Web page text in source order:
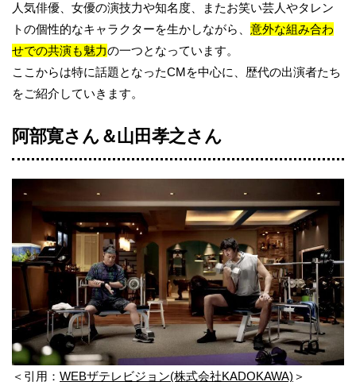
人気俳優、女優の演技力や知名度、またお笑い芸人やタレン
トの個性的なキャラクターを生かしながら、 意外な組み合わ
せでの共演も魅力の一つとなっています。
ここからは特に話題となったCMを中心に、歴代の出演者たち
をご紹介していきます。
阿部寛さん＆山田孝之さん
＜引用： WEBザテレビジョン(株式会社KADOKAWA) ＞